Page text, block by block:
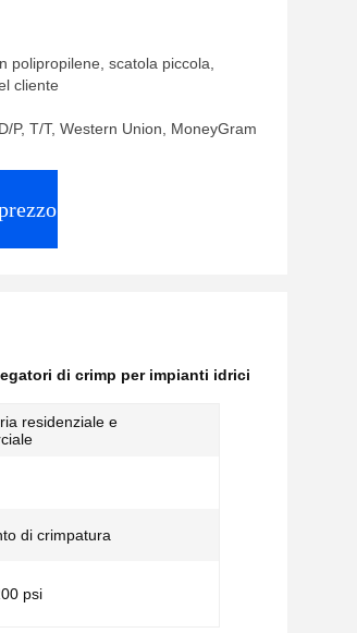
polipropilene, scatola piccola,
cliente
P, T/T, Western Union, MoneyGram
di crimp per impianti idrici
residenziale e
di crimpatura
psi